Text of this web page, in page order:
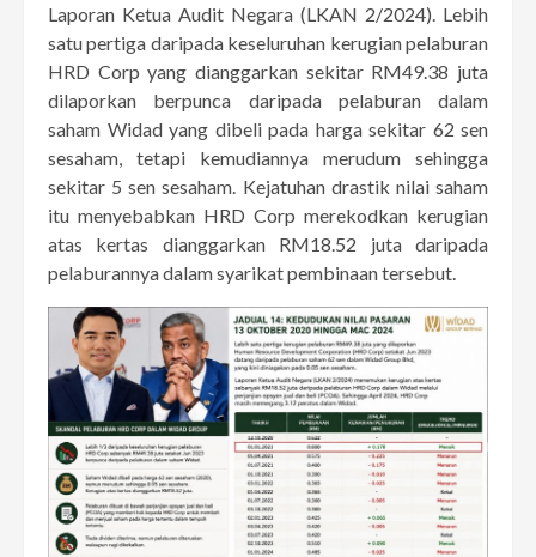
Laporan Ketua Audit Negara (LKAN 2/2024). Lebih
satu pertiga daripada keseluruhan kerugian pelaburan
HRD Corp yang dianggarkan sekitar RM49.38 juta
dilaporkan berpunca daripada pelaburan dalam
saham Widad yang dibeli pada harga sekitar 62 sen
sesaham, tetapi kemudiannya merudum sehingga
sekitar 5 sen sesaham. Kejatuhan drastik nilai saham
itu menyebabkan HRD Corp merekodkan kerugian
atas kertas dianggarkan RM18.52 juta daripada
pelaburannya dalam syarikat pembinaan tersebut.